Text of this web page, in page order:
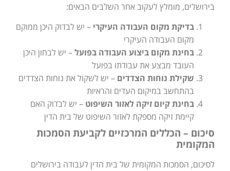
בירושלים, מומלץ לעקוב אחר השלבים הבאים:
בדיקת מקום העבודה העיקרי – יש לבדוק היכן ממוקם
מקום העבודה העיקרי
בחינת מקום ביצוע העבודה בפועל– יש לבחון היכן
העובד מבצע את עבודתו בפועל
שקילת נוחות הצדדים – יש לשקול את נוחות הצדדים
בהתחשב במיקום העדים והראיות
בחינת קיום זיקה לאזור השיפוט – יש לבדוק האם
קיימת זיקה מספקת לאזור השיפוט של בית הדין
סיכום – הכללים המרכזיים לקביעת הסמכות
המקומית
לסיכום, הסמכות המקומית של בית הדין לעבודה בירושלים